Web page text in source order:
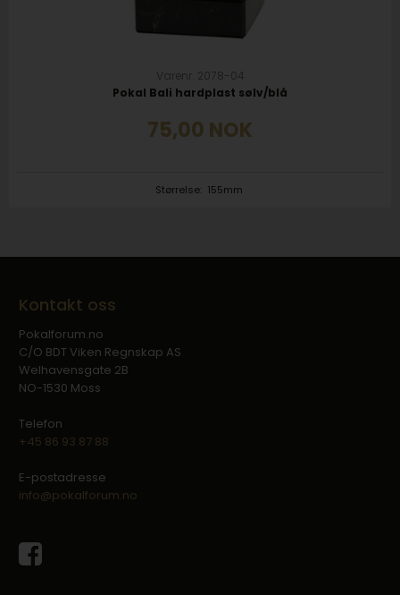
Varenr. 2078-04
Pokal Bali hardplast sølv/blå
75,00 NOK
Størrelse: 155mm
Kontakt oss
Pokalforum.no
C/O BDT Viken Regnskap AS
Welhavensgate 2B
NO-1530 Moss
Telefon
+45 86 93 87 88
E-postadresse
info@pokalforum.no